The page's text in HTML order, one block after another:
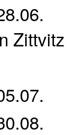
Zittvitz